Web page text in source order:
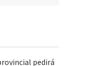
pedirá